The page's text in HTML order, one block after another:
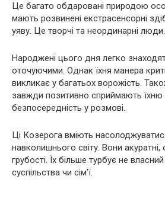
Це багато обдаровані природою
мають розвинені екстрасенсорні
уяву. Це творчі та неординарні люди.
Народжені цього дня легко
оточуючими. Однак їхня манера
викликає у багатьох ворожість.
завжди позитивно сприймають їхню
безпосередність у розмові.
Ці Козерога вміють
навколишнього світу. Вони акуратні,
грубості. Їх більше турбує не
суспільства чи сім’ї.